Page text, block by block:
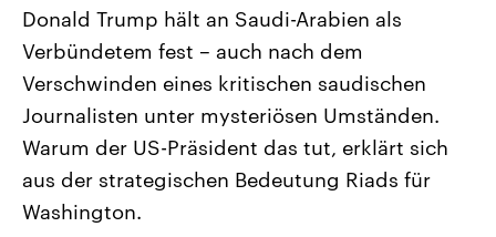
Landtagswahl Sachsen-Anhalt
2026
Alle Informationen
Sachsen-Anhalt wählt am 6.
September 2026 einen neuen
Landtag. Seit 2021 wird das
Bundesland von einer Koalition aus
CDU, SPD und FDP regiert.-
Umfragen, Prognosen,
Aktuelle Beiträge,
Hintergründe
Wirtschaftlich und
gehören die Vereinigten
den mächtigsten Ländern
mit großem Einfluss auf
aktuelle Weltgeschehen.
Donald Trump hält an Saudi-Arabien als
Verbündetem fest – auch nach dem
Verschwinden eines kritischen saudischen
Journalisten unter mysteriösen Umständen.
Warum der US-Präsident das tut, erklärt sich
aus der strategischen Bedeutung Riads für
Washington.